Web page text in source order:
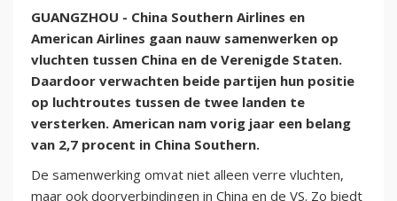
GUANGZHOU - China Southern Airlines en
American Airlines gaan nauw samenwerken op
vluchten tussen China en de Verenigde Staten.
Daardoor verwachten beide partijen hun positie
op luchtroutes tussen de twee landen te
versterken. American nam vorig jaar een belang
van 2,7 procent in China Southern.
De samenwerking omvat niet alleen verre vluchten,
maar ook doorverbindingen in China en de VS. Zo biedt